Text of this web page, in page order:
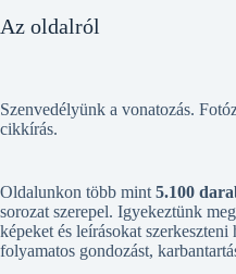
Az oldalról
Szenvedélyünk a vonatozás.
cikkírás.
Oldalunkon több mint 5.100
sorozat szerepel. Igyekeztünk
képeket és leírásokat
folyamatos gondozást,